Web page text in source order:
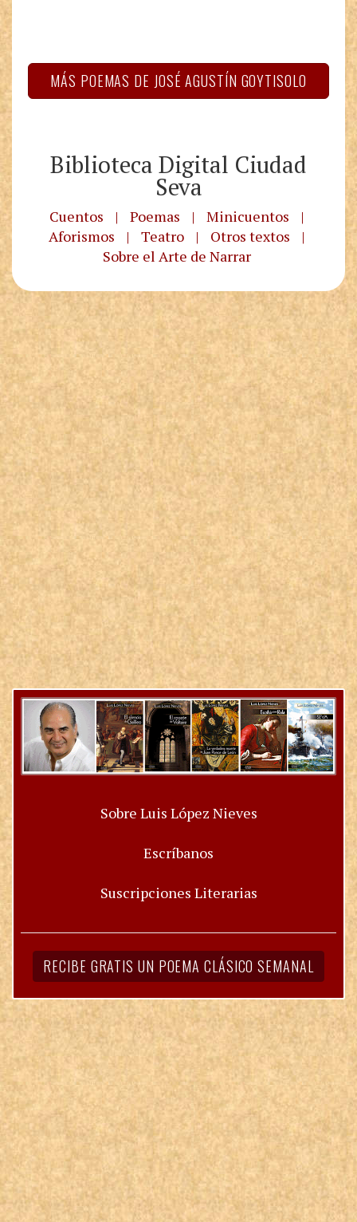
MÁS POEMAS DE JOSÉ AGUSTÍN GOYTISOLO
Biblioteca Digital Ciudad
Seva
Cuentos | Poemas | Minicuentos
|
Aforismos
| Teatro | Otros textos
|
Sobre el Arte de Narrar
Sobre Luis López Nieves
Escríbanos
Suscripciones Literarias
RECIBE GRATIS UN POEMA CLÁSICO SEMANAL